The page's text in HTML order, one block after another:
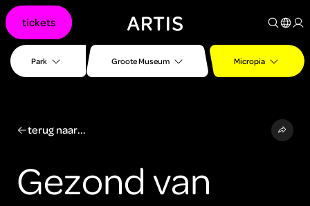
Ga naar
Ga
naar
zoeken
Park Groote Museum Micropia
tickets
terug naar...
Gezond van